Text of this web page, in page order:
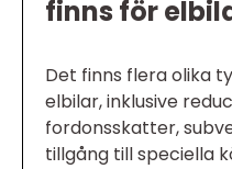
finns för
Det finns flera olika
elbilar, inklusive
fordonsskatter,
tillgång till speciella